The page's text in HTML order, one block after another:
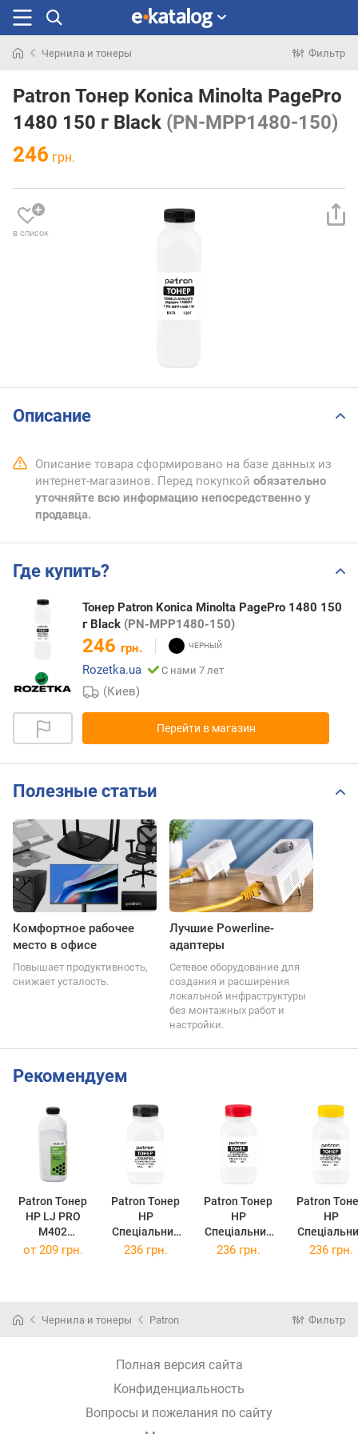
раньше
Чернила и тонеры Фильтр
Patron Тонер Konica Minolta PagePro
1480 150 г Black (PN-MPP1480-150)
246 грн.
в список
Описание
Описание товара сформировано на базе данных из
интернет-магазинов. Перед покупкой обязательно
уточняйте всю информацию непосредственно у
продавца.
Где купить?
Тонер Patron Konica Minolta PagePro 1480 150
г Black (PN-MPP1480-150)
246 грн.
Rozetka.ua
С нами 7 лет
(Киев)
Перейти в магазин
Полезные статьи
Комфортное рабочее
место в офисе
Повышает продуктивность,
снижает усталость.
Лучшие Powerline-
адаптеры
Сетевое оборудование для
создания и расширения
локальной инфраструктуры
без монтажных работ и
настройки.
Рекомендуем
Patron Тонер
HP LJ PRO
M402
(CF226A)/ENT
290)
Patron Тонер
HP
Спеціальний
HCS-P 80 г
Patron Тонер
HP
Спеціальний
HCS-P 80 г
Patron
HP
HCS-P 80 г
от 209 грн. 236 грн. 236 грн. 236 грн.
Чернила и тонеры Patron Фильтр
Полная версия сайта
Конфиденциальность
Вопросы и пожелания по сайту